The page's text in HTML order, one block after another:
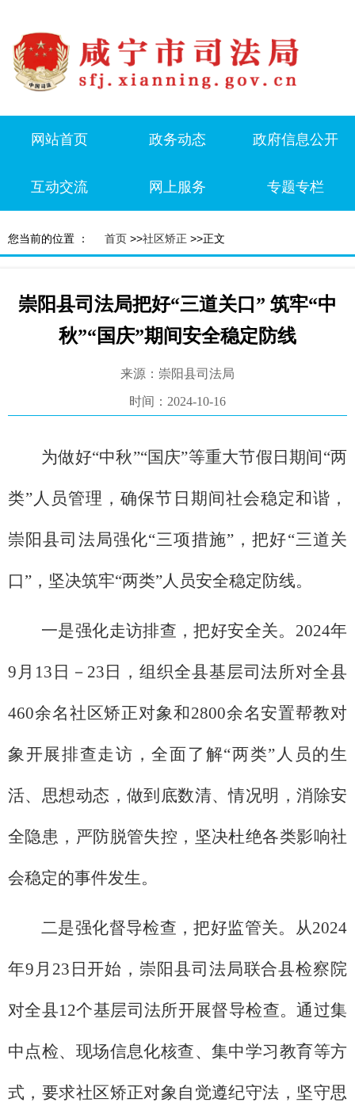
网站首页 政务动态 政府信息公开
互动交流 网上服务 专题专栏
您当前的位置 ： 首页 >>社区矫正 >>正文
崇阳县司法局把好“三道关口” 筑牢“中
秋”“国庆”期间安全稳定防线
来源：崇阳县司法局
时间：2024-10-16
为做好“中秋”“国庆”等重大节假日期间“两
类”人员管理，确保节日期间社会稳定和谐，
崇阳县司法局强化“三项措施”，把好“三道关
口”，坚决筑牢“两类”人员安全稳定防线。
一是强化走访排查，把好安全关。2024年
9月13日－23日，组织全县基层司法所对全县
460余名社区矫正对象和2800余名安置帮教对
象开展排查走访，全面了解“两类”人员的生
活、思想动态，做到底数清、情况明，消除安
全隐患，严防脱管失控，坚决杜绝各类影响社
会稳定的事件发生。
二是强化督导检查，把好监管关。从2024
年9月23日开始，崇阳县司法局联合县检察院
对全县12个基层司法所开展督导检查。通过集
中点检、现场信息化核查、集中学习教育等方
式，要求社区矫正对象自觉遵纪守法，坚守思